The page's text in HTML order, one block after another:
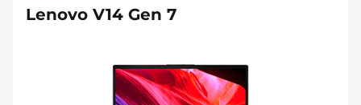
Lenovo V14 Gen 7